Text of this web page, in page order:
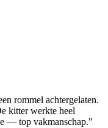
rommel achtergelaten.
kitter werkte heel
— top vakmanschap."